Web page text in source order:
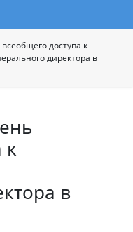
доступа к
директора в
к
в